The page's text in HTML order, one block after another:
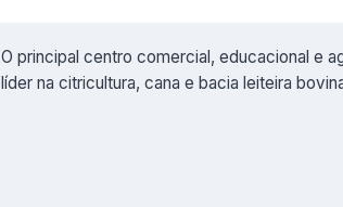
O principal centro comercial, educacional e
líder na citricultura, cana e bacia leiteira